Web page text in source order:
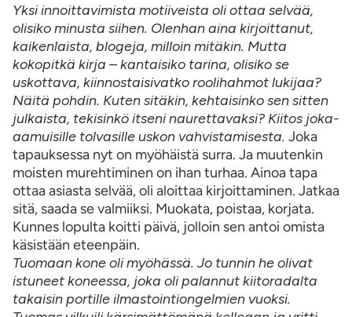
Yksi innoittavimista motiiveista oli ottaa selvää,
olisiko minusta siihen. Olenhan aina kirjoittanut,
kaikenlaista, blogeja, milloin mitäkin. Mutta
kokopitkä kirja – kantaisiko tarina, olisiko se
uskottava, kiinnostaisivatko roolihahmot lukijaa?
Näitä pohdin. Kuten sitäkin, kehtaisinko sen sitten
julkaista, tekisinkö itseni naurettavaksi? Kiitos joka-
aamuisille tolvasille uskon vahvistamisesta. Joka
tapauksessa nyt on myöhäistä surra. Ja muutenkin
moisten murehtiminen on ihan turhaa. Ainoa tapa
ottaa asiasta selvää, oli aloittaa kirjoittaminen. Jatkaa
sitä, saada se valmiiksi. Muokata, poistaa, korjata.
Kunnes lopulta koitti päivä, jolloin sen antoi omista
käsistään eteenpäin.
Tuomaan kone oli myöhässä. Jo tunnin he olivat
istuneet koneessa, joka oli palannut kiitoradalta
takaisin portille ilmastointiongelmien vuoksi.